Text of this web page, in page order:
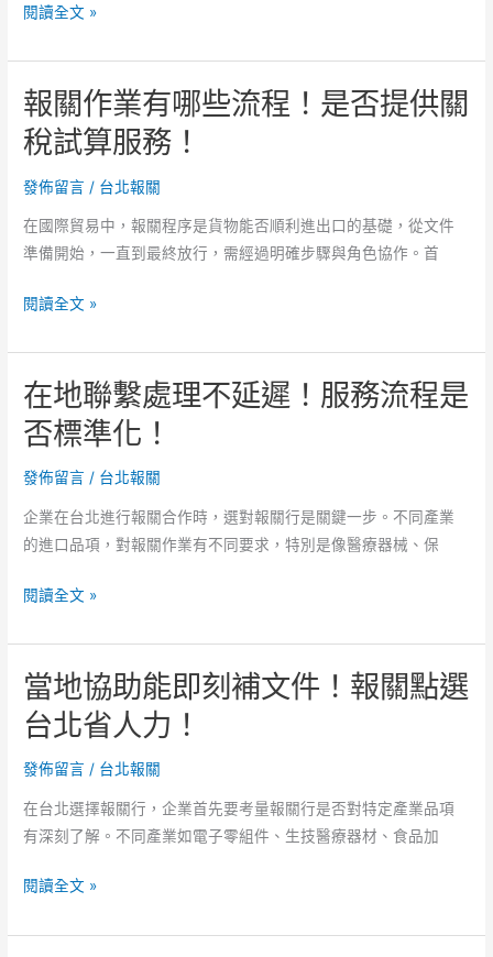
台
關
更
有
彈
性！
快
報
關
常
見
問
台
北
關
詢
管
道。
閱讀全文 »
報關作業有哪些流程！是否提供關
稅試算服務！
發佈留言 / 台北報關
在國際貿易中，報關程序是貨物能否順利進出口的基礎，從文件
準備開始，一直到最終放行，需經過明確步驟與角色協作。首
報
作
業
有
哪
些
程！
是
提
稅
試
算
服
務！
閱讀全文 »
在地聯繫處理不延遲！服務流程是
否標準化！
發佈留言 / 台北報關
企業在台北進行報關合作時，選對報關行是關鍵一步。不同產業
的進口品項，對報關作業有不同要求，特別是像醫療器械、保
在
聯
繫
處
理
不
遲！
服
流
閱讀全文 »
當地協助能即刻補文件！報關點選
台北省人力！
發佈留言 / 台北報關
在台北選擇報關行，企業首先要考量報關行是否對特定產業品項
有深刻了解。不同產業如電子零組件、生技醫療器材、食品加
當
協
閱讀全文 »